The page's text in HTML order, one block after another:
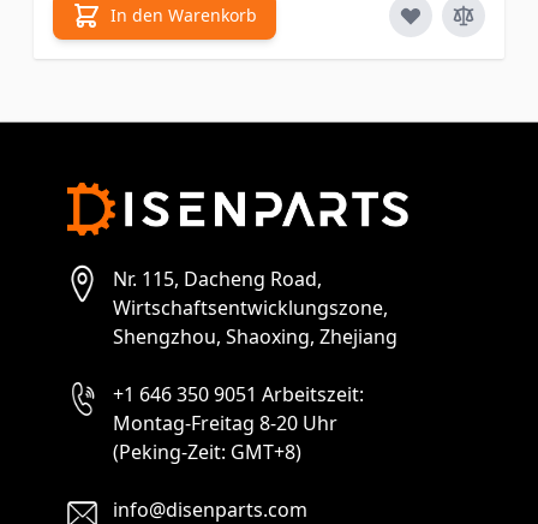
In den Warenkorb
Nr. 115, Dacheng Road,
Wirtschaftsentwicklungszone,
Shengzhou, Shaoxing, Zhejiang
+1 646 350 9051 Arbeitszeit:
Montag-Freitag 8-20 Uhr
(Peking-Zeit: GMT+8)
info@disenparts.com